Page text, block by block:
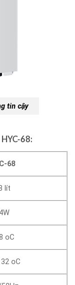
tin cậy
68:
68
lít
oC
oC